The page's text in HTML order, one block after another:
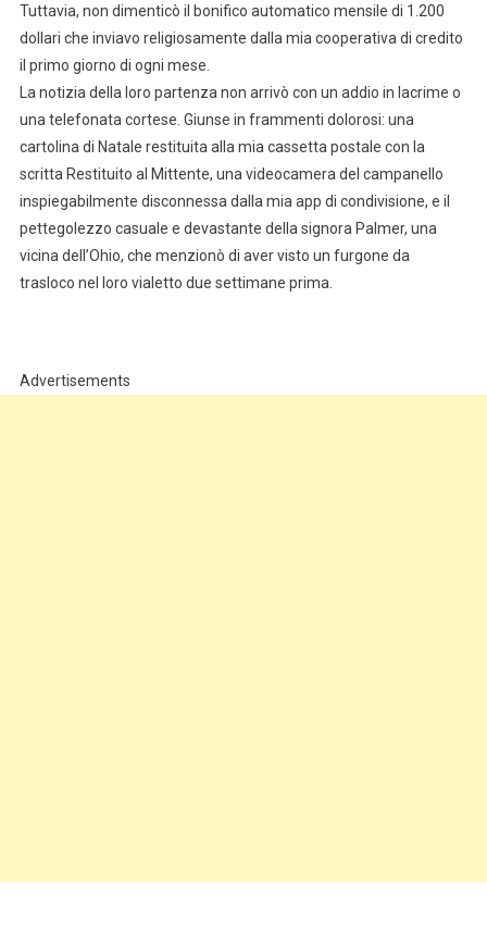
Tuttavia, non dimenticò il bonifico automatico mensile di 1.200
dollari che inviavo religiosamente dalla mia cooperativa di credito
il primo giorno di ogni mese.
La notizia della loro partenza non arrivò con un addio in lacrime o
una telefonata cortese. Giunse in frammenti dolorosi: una
cartolina di Natale restituita alla mia cassetta postale con la
scritta Restituito al Mittente, una videocamera del campanello
inspiegabilmente disconnessa dalla mia app di condivisione, e il
pettegolezzo casuale e devastante della signora Palmer, una
vicina dell’Ohio, che menzionò di aver visto un furgone da
trasloco nel loro vialetto due settimane prima.
Advertisements